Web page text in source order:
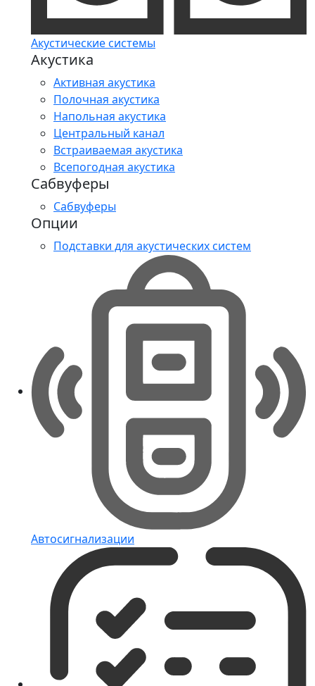
Акустические системы
Акустика
Активная акустика
Полочная акустика
Напольная акустика
Центральный канал
Встраиваемая акустика
Всепогодная акустика
Сабвуферы
Сабвуферы
Опции
Подставки для акустических систем
Автосигнализации